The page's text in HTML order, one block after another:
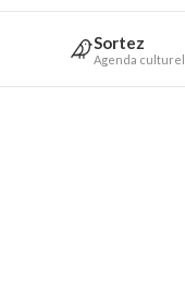
Sortez
Agenda culturel